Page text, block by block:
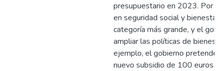
presupuestario en 2023. Por
en seguridad social y bienestar
categoría más grande, y el
ampliar las políticas de
ejemplo, el gobierno pretende
nuevo subsidio de 100 euros